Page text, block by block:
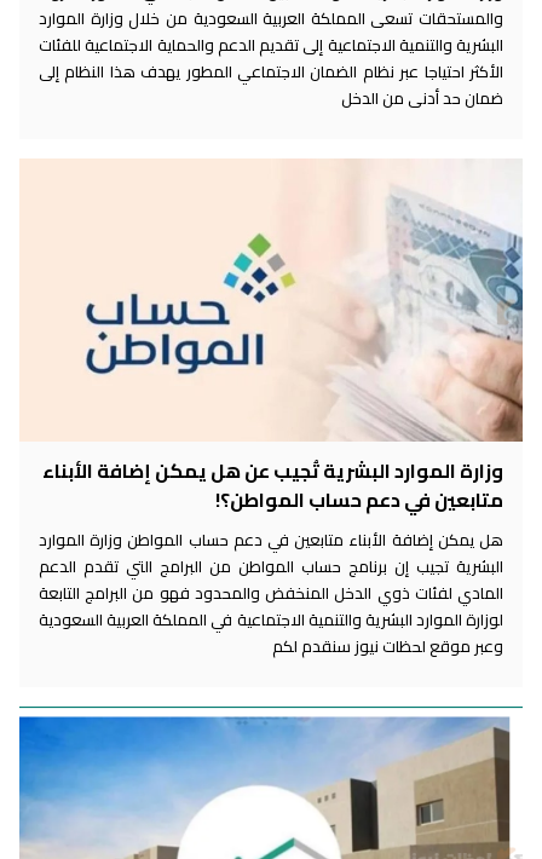
والمستحقات تسعى المملكة العربية السعودية من خلال وزارة الموارد
البشرية والتنمية الاجتماعية إلى تقديم الدعم والحماية الاجتماعية للفئات
الأكثر احتياجا عبر نظام الضمان الاجتماعي المطور يهدف هذا النظام إلى
ضمان حد أدنى من الدخل
وزارة الموارد البشرية تُجيب عن هل يمكن إضافة الأبناء
متابعين في دعم حساب المواطن؟!
هل يمكن إضافة الأبناء متابعين في دعم حساب المواطن وزارة الموارد
البشرية تجيب إن برنامج حساب المواطن من البرامج التي تقدم الدعم
المادي لفئات ذوي الدخل المنخفض والمحدود فهو من البرامج التابعة
لوزارة الموارد البشرية والتنمية الاجتماعية في المملكة العربية السعودية
وعبر موقع لحظات نيوز سنقدم لكم